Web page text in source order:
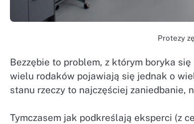
Protezy
Bezzębie to problem, z którym boryka
wielu rodaków pojawiają się jednak o
stanu rzeczy to najczęściej zaniedbanie,
Tymczasem jak podkreślają eksperci (z